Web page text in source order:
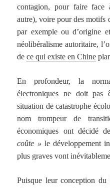
contagion, pour faire face
autre), voire pour des motifs
par exemple ou d’origine
néolibéralisme autoritaire,
dece qui existe en Chine
En profondeur, la
électroniques ne doit pas
situation de catastrophe
nom trompeur de
économiques ont décidé
coûte » le développement
plus graves vont
Puisque leur conception du